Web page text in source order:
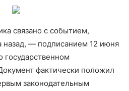
связано с событием,
— подписанием 12 июня
государственном
фактически положил
законодательным